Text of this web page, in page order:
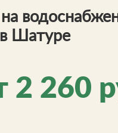
Шатуре
2 260